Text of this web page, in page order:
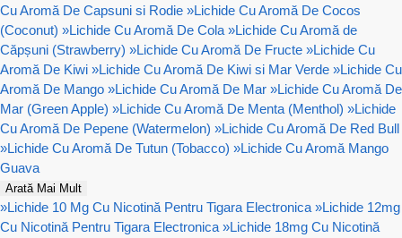
Cu Aromă De Capsuni si Rodie »Lichide Cu Aromă De Cocos
(Coconut) »Lichide Cu Aromă De Cola »Lichide Cu Aromă de
Căpșuni (Strawberry) »Lichide Cu Aromă De Fructe »Lichide Cu
Aromă De Kiwi »Lichide Cu Aromă De Kiwi si Mar Verde »Lichide Cu
Aromă De Mango »Lichide Cu Aromă De Mar »Lichide Cu Aromă De
Mar (Green Apple) »Lichide Cu Aromă De Menta (Menthol) »Lichide
Cu Aromă De Pepene (Watermelon) »Lichide Cu Aromă De Red Bull
»Lichide Cu Aromă De Tutun (Tobacco) »Lichide Cu Aromă Mango
Guava
Arată Mai Mult
»Lichide 10 Mg Cu Nicotină Pentru Tigara Electronica »Lichide 12mg
Cu Nicotină Pentru Tigara Electronica »Lichide 18mg Cu Nicotină